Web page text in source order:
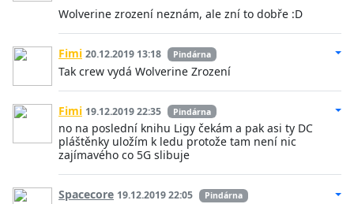
Wolverine zrození neznám, ale zní to dobře :D
Fimi 20.12.2019 13:18 Pindárna
Tak crew vydá Wolverine Zrození
Fimi 19.12.2019 22:35 Pindárna
no na poslední knihu Ligy čekám a pak asi ty DC
pláštěnky uložím k ledu protože tam není nic
zajímavého co 5G slibuje
Spacecore 19.12.2019 22:05 Pindárna